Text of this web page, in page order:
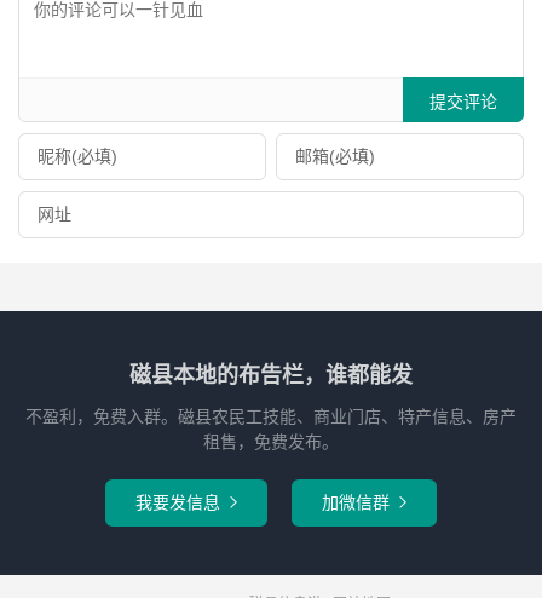
提交评论
磁县本地的布告栏，谁都能发
不盈利，免费入群。磁县农民工技能、商业门店、特产信息、房产
租售，免费发布。
我要发信息  加微信群 